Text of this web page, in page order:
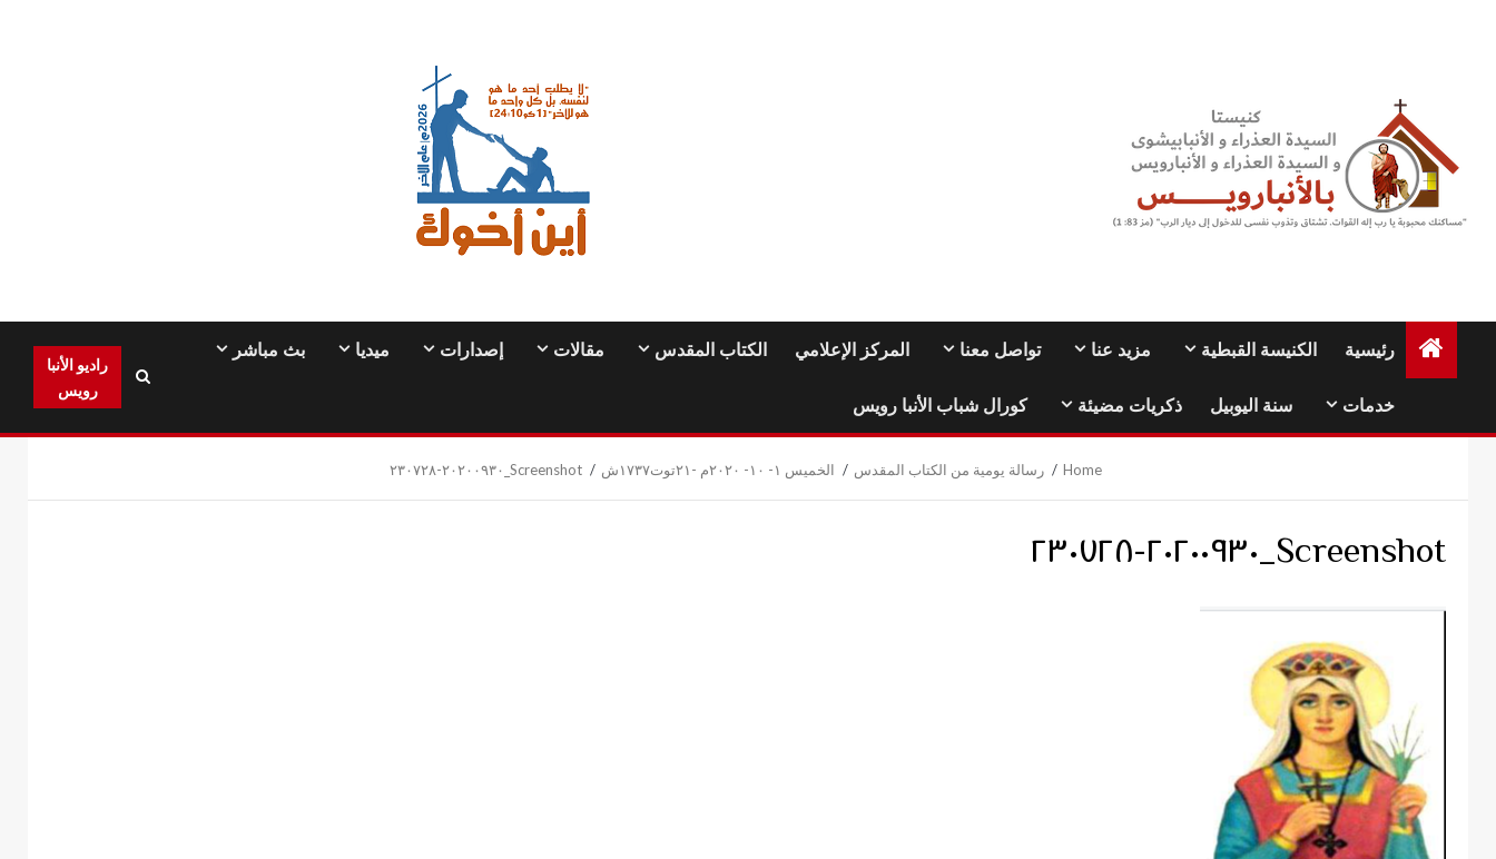
رئيسية الكنيسة القبطية مزيد عنا تواصل معنا المركز الإعلامي الكتاب المقدس مقالات إصدارات ميديا بث مباشر
خدمات سنة اليوبيل ذكريات مضيئة كورال شباب الأنبا رويس
راديو الأنبا
رويس
Home رسالة يومية من الكتاب المقدس الخميس ١- ١٠- ٢٠٢٠م -٢١توت١٧٣٧ش Screenshot_٢٠٢٠٠٩٣٠-٢٣٠٧٢٨
Screenshot_٢٠٢٠٠٩٣٠-٢٣٠٧٢٨